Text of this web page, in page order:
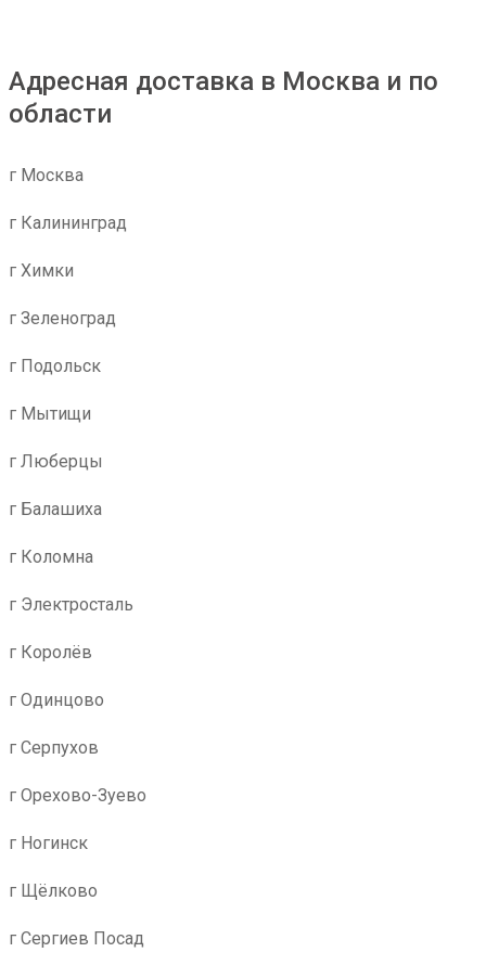
Адресная доставка в Москва и по
области
г Москва
г Калининград
г Химки
г Зеленоград
г Подольск
г Мытищи
г Люберцы
г Балашиха
г Коломна
г Электросталь
г Королёв
г Одинцово
г Серпухов
г Орехово-Зуево
г Ногинск
г Щёлково
г Сергиев Посад